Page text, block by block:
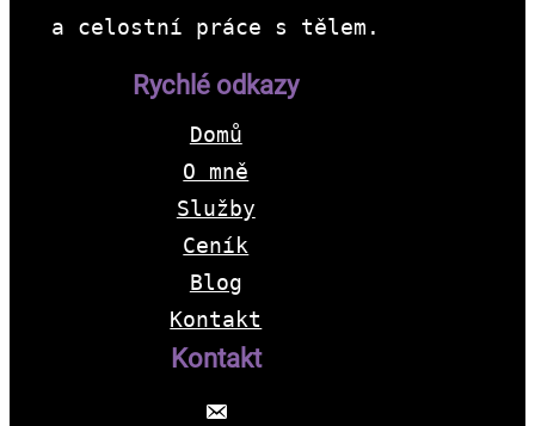
a celostní práce s tělem.
Rychlé odkazy
Domů
O mně
Služby
Ceník
Blog
Kontakt
Kontakt